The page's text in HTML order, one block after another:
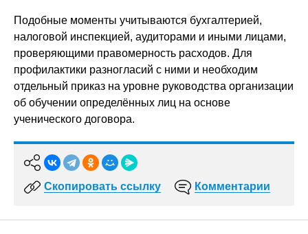
Подобные моменты учитываются бухгалтерией,
налоговой инспекцией, аудиторами и иными лицами,
проверяющими правомерность расходов. Для
профилактики разногласий с ними и необходим
отдельный приказ на уровне руководства организации
об обучении определённых лиц на основе
ученического договора.
Скопировать ссылку Комментарии